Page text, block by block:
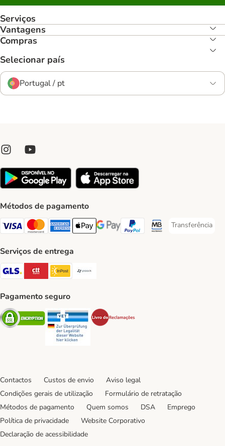
Serviços
Vantagens
Compras
Selecionar país
Portugal / pt
Métodos de pagamento
Visa Payment Method
Mastercard Payment Method
American Express Payment Method
Apple Pay Payment Method
Google Pay Payment Method
PayPal Payment Method
Multibanco Payment
Transferência
Transferência
Serviços de entrega
GLS Shipping Method
CTTExpress Shipping Method
InPost Shipping Method
Pagamento seguro
Security Security
Contactos Custos de envio
Aviso legal
Condições gerais de utilização
Formulário de retratação
Métodos de pagamento
Quem somos DSA
Emprego
Política de privacidade
Website Corporativo
Declaração de acessibilidade